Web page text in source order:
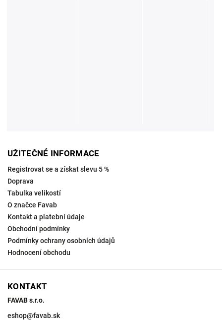
UŽITEČNÉ INFORMACE
Registrovat se a získat slevu 5 %
Doprava
Tabulka velikostí
O značce Favab
Kontakt a platební údaje
Obchodní podmínky
Podmínky ochrany osobních údajů
Hodnocení obchodu
KONTAKT
FAVAB s.r.o.
eshop@favab.sk